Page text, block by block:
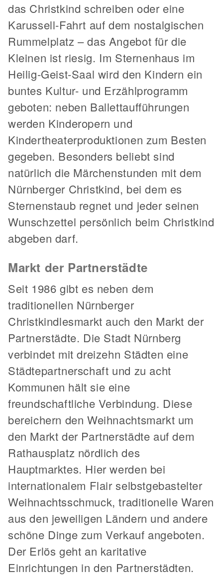
das Christkind schreiben oder eine
Karussell-Fahrt auf dem nostalgischen
Rummelplatz – das Angebot für die
Kleinen ist riesig. Im Sternenhaus im
Heilig-Geist-Saal wird den Kindern ein
buntes Kultur- und Erzählprogramm
geboten: neben Ballettaufführungen
werden Kinderopern und
Kindertheaterproduktionen zum Besten
gegeben. Besonders beliebt sind
natürlich die Märchenstunden mit dem
Nürnberger Christkind, bei dem es
Sternenstaub regnet und jeder seinen
Wunschzettel persönlich beim Christkind
abgeben darf.
Markt der Partnerstädte
Seit 1986 gibt es neben dem
traditionellen Nürnberger
Christkindlesmarkt auch den Markt der
Partnerstädte. Die Stadt Nürnberg
verbindet mit dreizehn Städten eine
Städtepartnerschaft und zu acht
Kommunen hält sie eine
freundschaftliche Verbindung. Diese
bereichern den Weihnachtsmarkt um
den Markt der Partnerstädte auf dem
Rathausplatz nördlich des
Hauptmarktes. Hier werden bei
internationalem Flair selbstgebastelter
Weihnachtsschmuck, traditionelle Waren
aus den jeweiligen Ländern und andere
schöne Dinge zum Verkauf angeboten.
Der Erlös geht an karitative
Einrichtungen in den Partnerstädten.